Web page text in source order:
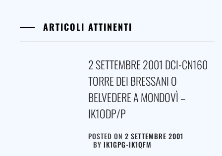
ARTICOLI ATTINENTI
2 SETTEMBRE 2001 DCI-CN160
TORRE DEI BRESSANI O
BELVEDERE A MONDOVÌ –
IK1ODP/P
POSTED ON 2 SETTEMBRE 2001
BY IK1GPG-IK1QFM